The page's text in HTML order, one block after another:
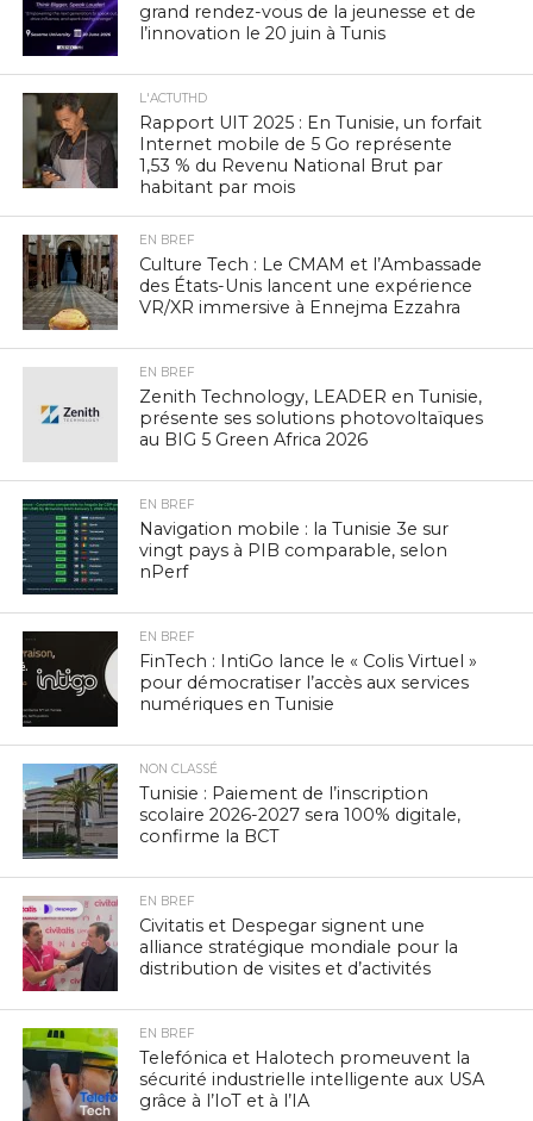
grand rendez-vous de la jeunesse et de
l’innovation le 20 juin à Tunis
L'ACTUTHD
Rapport UIT 2025 : En Tunisie, un forfait
Internet mobile de 5 Go représente
1,53 % du Revenu National Brut par
habitant par mois
EN BREF
Culture Tech : Le CMAM et l’Ambassade
des États-Unis lancent une expérience
VR/XR immersive à Ennejma Ezzahra
EN BREF
Zenith Technology, LEADER en Tunisie,
présente ses solutions photovoltaïques
au BIG 5 Green Africa 2026
EN BREF
Navigation mobile : la Tunisie 3e sur
vingt pays à PIB comparable, selon
nPerf
EN BREF
FinTech : IntiGo lance le « Colis Virtuel »
pour démocratiser l’accès aux services
numériques en Tunisie
NON CLASSÉ
Tunisie : Paiement de l’inscription
scolaire 2026-2027 sera 100% digitale,
confirme la BCT
EN BREF
Civitatis et Despegar signent une
alliance stratégique mondiale pour la
distribution de visites et d’activités
EN BREF
Telefónica et Halotech promeuvent la
sécurité industrielle intelligente aux USA
grâce à l’IoT et à l’IA